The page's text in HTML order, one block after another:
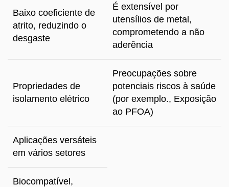
Baixo coeficiente de
atrito, reduzindo o
desgaste
É extensível por
utensílios de metal,
comprometendo a não
aderência
Propriedades de
isolamento elétrico
Preocupações sobre
potenciais riscos à saúde
(por exemplo., Exposição
ao PFOA)
Aplicações versáteis
em vários setores
Biocompatível,